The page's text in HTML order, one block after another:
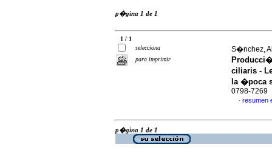
p�gina 1 de 1
1 / 1
selecciona
para imprimir
S�nchez,
ciliaris -
la �poca
0798-7269
· resumen
p�gina 1 de 1